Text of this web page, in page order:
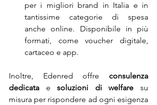
per i migliori brand in Italia e in
tantissime categorie di spesa
anche online. Disponibile in più
formati, come voucher digitale,
cartaceo e app.
Inoltre, Edenred offre consulenza
dedicata e soluzioni di welfare su
misura per rispondere ad ogni esigenza